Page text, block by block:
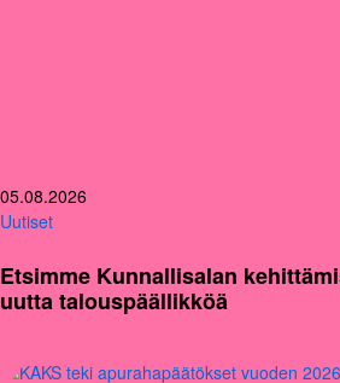
05.08.2026
Uutiset
Etsimme Kunnallisalan
uutta talouspäällikköä